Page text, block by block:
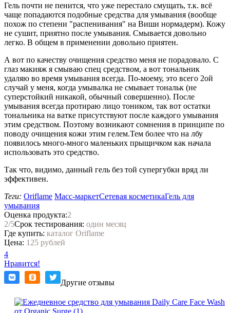
Гель почти не пенится, что уже перестало смущать, т.к. всё
чаще попадаются подобные средства для умывания (вообще
похож по степени "распенивания" на Виши нормадерм). Кожу
не сушит, приятно после умывания. Смывается довольно
легко. В общем в применении довольно приятен.
А вот по качеству очищения средство меня не порадовало. С
глаз макияж я смываю спец средством, а вот тональник
удаляю во время умывания всегда. По-моему, это всего 2ой
случай у меня, когда умывалка не смывает тональк (не
суперстойкий никакой, обычный совершенно). После
умывания всегда протираю лицо тоником, так вот остатки
тональника на ватке присутствуют после каждого умывания
этим средством. Поэтому возникают сомнения в принципе по
поводу очищения кожи этим гелем.Тем более что на лбу
появилось много-много маленьких прыщичком как начала
использовать это средство.
Так что, видимо, данный гель без той супергубки вряд ли
эффективен.
Теги: Oriflame Масс-маркетСетевая косметикаГель для
умывания
Оценка продукта:2
2/5Срок тестирования: один месяц
Где купить: каталог Oriflame
Цена: 125 рублей
4
Нравится!
Другие отзывы